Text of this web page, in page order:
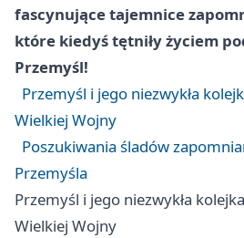
fascynujące tajemnice
które kiedyś tętniły życiem
Przemyśl!
Przemyśl i jego niezwykła
Wielkiej Wojny
Poszukiwania śladów
Przemyśla
Przemyśl i jego niezwykła
Wielkiej Wojny